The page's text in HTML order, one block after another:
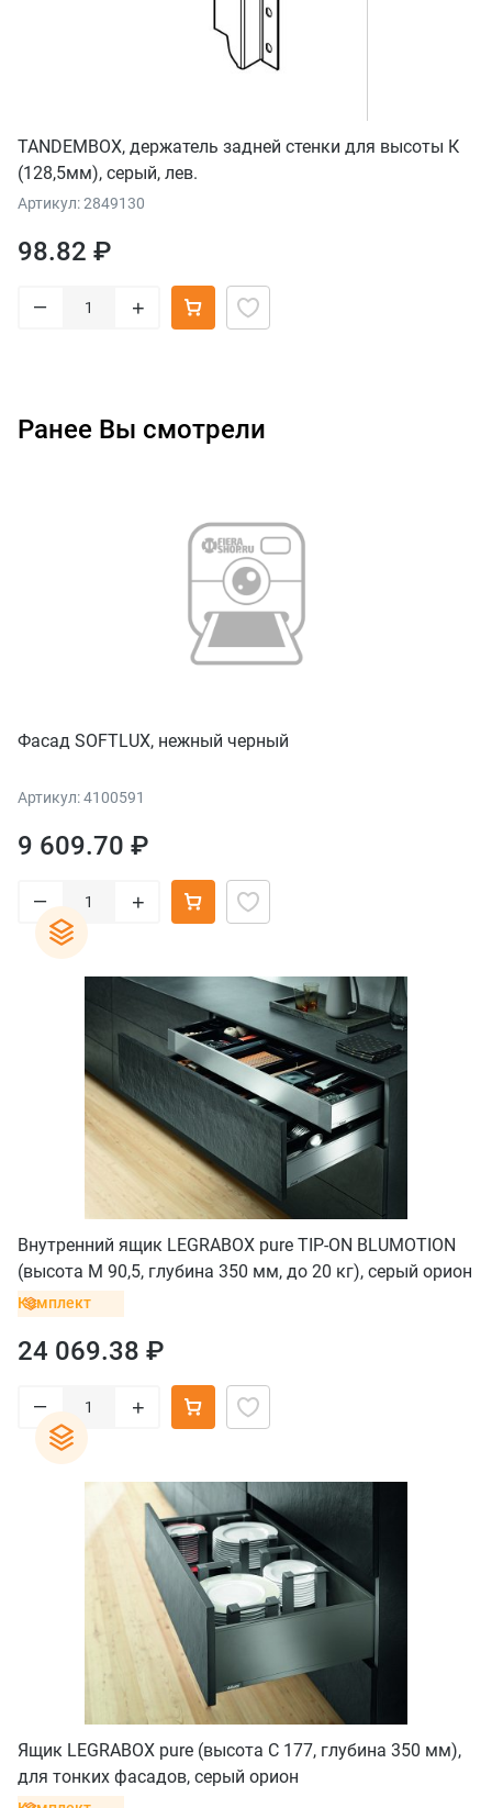
TANDEMBOX, держатель задней стенки для высоты К
(128,5мм), серый, лев.
Артикул: 2849130
98.82 ₽
– +
Ранее Вы смотрели
Фасад SOFTLUX, нежный черный
Артикул: 4100591
9 609.70 ₽
– +
Внутренний ящик LEGRABOX pure TIP-ON BLUMOTION
(высота M 90,5, глубина 350 мм, до 20 кг), серый орион
Комплект
24 069.38 ₽
– +
Ящик LEGRABOX pure (высота C 177, глубина 350 мм),
для тонких фасадов, серый орион